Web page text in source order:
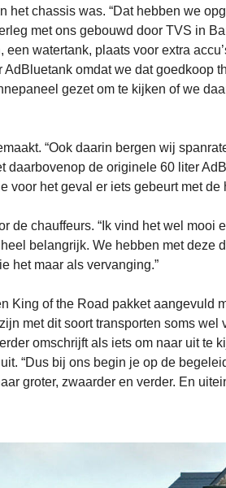
chassis was. “Dat hebben we
met ons gebouwd door TVS in
watertank, plaats voor extra
omdat we dat goedkoop
gezet om te kijken of we
“Ook daarin bergen wij
de originele 60 liter
het geval er iets gebeurt met de
de chauffeurs. “Ik vind het wel mooi
belangrijk. We hebben met deze
het maar als vervanging.”
King of the Road pakket aangevuld
met dit soort transporten soms wel
omschrijft als iets om naar uit te
“Dus bij ons begin je op de
groter, zwaarder en verder. En